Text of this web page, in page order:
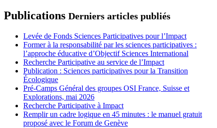
Publications Derniers articles publiés
Levée de Fonds Sciences Participatives pour l’Impact
Former à la responsabilité par les sciences participatives :
l’approche éducative d’Objectif Sciences International
Recherche Participative au service de l’Impact
Publication : Sciences participatives pour la Transition
Écologique
Pré-Camps Général des groupes OSI France, Suisse et
Explorations, mai 2026
Recherche Participative à Impact
Remplir un cadre logique en 45 minutes : le manuel gratuit
proposé avec le Forum de Genève